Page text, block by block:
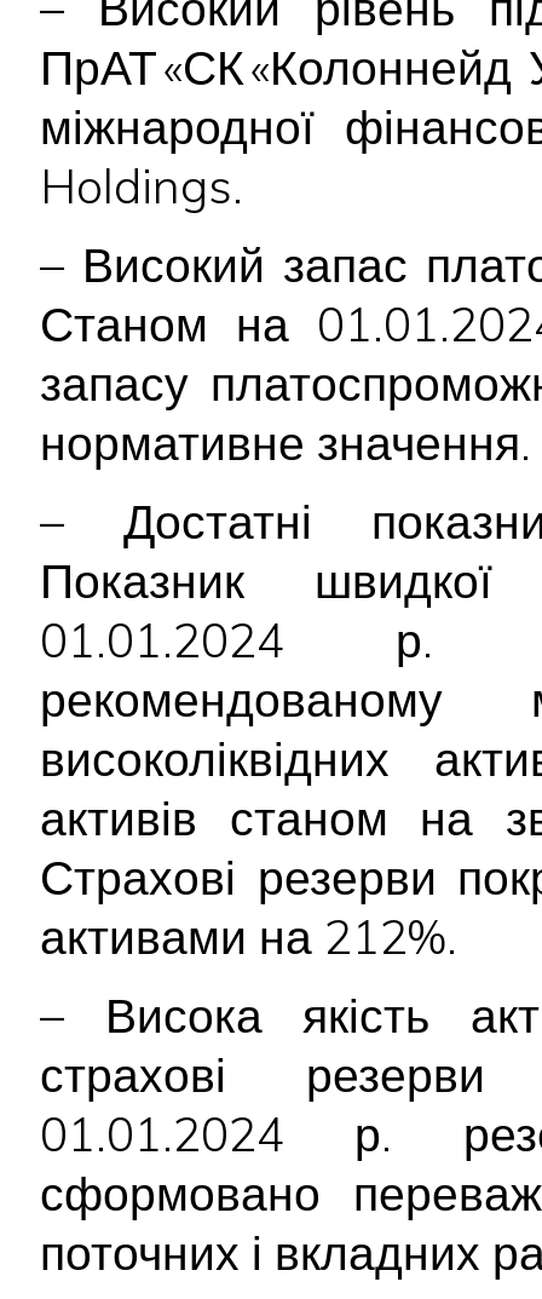
ПрАТ «СК «Колоннейд
міжнародної
Holdings.
– Високий запас
Станом на
запасу
нормативне значення.
– Достатні
Показник швидкої
01.01.2024 р.
високоліквідних
активів станом на
Страхові резерви
активами на 212%.
– Висока якість
страхові
01.01.2024 р.
сформовано
поточних і вкладних